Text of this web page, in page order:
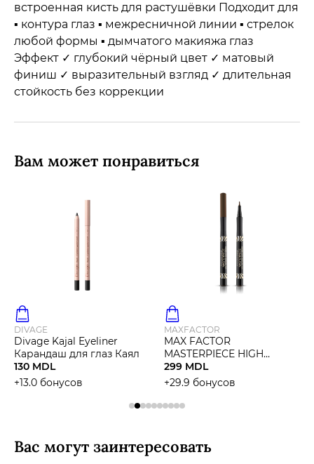
встроенная кисть для растушёвки Подходит для
▪ контура глаз ▪ межресничной линии ▪ стрелок
любой формы ▪ дымчатого макияжа глаз
Эффект ✓ глубокий чёрный цвет ✓ матовый
финиш ✓ выразительный взгляд ✓ длительная
стойкость без коррекции
Вам может понравиться
DIVAGE
Divage Kajal Eyeliner
Карандаш для глаз Каял
130 MDL
+13.0 бонусов
MAXFACTOR
MAX FACTOR
MASTERPIECE HIGH
PRECISION LIQUID
EYELINER Подводка
299 MDL
+29.9 бонусов
Вас могут заинтересовать